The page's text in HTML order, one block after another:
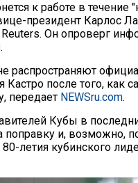
к работе в течение
президент Карлос
Он опроверг
распространяют
Кастро после того, как
передает NEWSru.com.
Кубы в
поправку и, возможно,
летия кубинского